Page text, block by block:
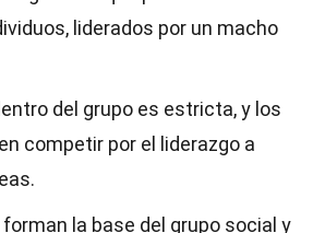
liderados por un macho
del grupo es estricta, y los
competir por el liderazgo a
la base del grupo social y